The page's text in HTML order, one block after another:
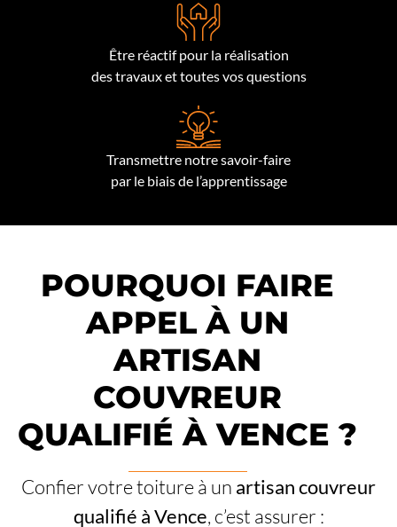
Être réactif pour la réalisation
des travaux et toutes vos questions
Transmettre notre savoir-faire
par le biais de l’apprentissage
POURQUOI FAIRE
APPEL À UN
ARTISAN
COUVREUR
QUALIFIÉ À VENCE ?
Confier votre toiture à un artisan couvreur
qualifié à Vence, c’est assurer :